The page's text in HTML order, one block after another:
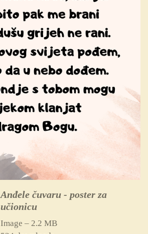
Anđele čuvaru - poster za
učionicu
Image – 2.2 MB